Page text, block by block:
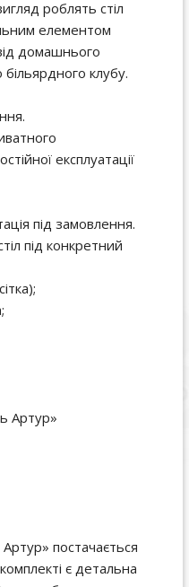
роблять стіл
елементом
домашнього
клубу.
експлуатації
під замовлення.
під конкретний
Артур»
постачається
є детальна